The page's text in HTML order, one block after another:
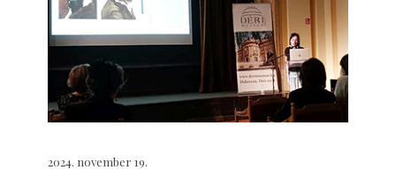
2024. november 19.